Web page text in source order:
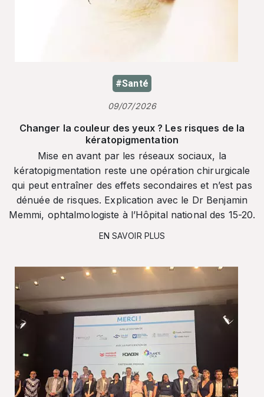
#Santé
09/07/2026
Changer la couleur des yeux ? Les risques de la
kératopigmentation
Mise en avant par les réseaux sociaux, la
kératopigmentation reste une opération chirurgicale
qui peut entraîner des effets secondaires et n’est pas
dénuée de risques. Explication avec le Dr Benjamin
Memmi, ophtalmologiste à l’Hôpital national des 15-20.
EN SAVOIR PLUS